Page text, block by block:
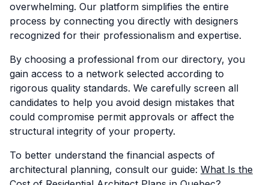
overwhelming. Our platform simplifies the entire
process by connecting you directly with designers
recognized for their professionalism and expertise.
By choosing a professional from our directory, you
gain access to a network selected according to
rigorous quality standards. We carefully screen all
candidates to help you avoid design mistakes that
could compromise permit approvals or affect the
structural integrity of your property.
To better understand the financial aspects of
architectural planning, consult our guide: What Is the